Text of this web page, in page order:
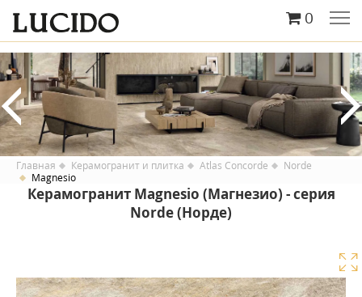
0
Главная Керамогранит и плитка Atlas Concorde
Norde
Magnesio
Керамогранит Magnesio (Магнезио) - серия
Norde (Норде)